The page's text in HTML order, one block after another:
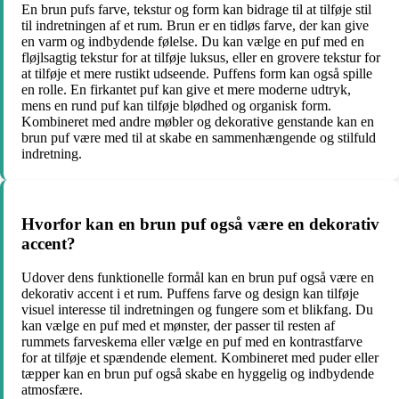
En brun pufs farve, tekstur og form kan bidrage til at tilføje stil
til indretningen af et rum. Brun er en tidløs farve, der kan give
en varm og indbydende følelse. Du kan vælge en puf med en
fløjlsagtig tekstur for at tilføje luksus, eller en grovere tekstur for
at tilføje et mere rustikt udseende. Puffens form kan også spille
en rolle. En firkantet puf kan give et mere moderne udtryk,
mens en rund puf kan tilføje blødhed og organisk form.
Kombineret med andre møbler og dekorative genstande kan en
brun puf være med til at skabe en sammenhængende og stilfuld
indretning.
Hvorfor kan en brun puf også være en dekorativ
accent?
Udover dens funktionelle formål kan en brun puf også være en
dekorativ accent i et rum. Puffens farve og design kan tilføje
visuel interesse til indretningen og fungere som et blikfang. Du
kan vælge en puf med et mønster, der passer til resten af
rummets farveskema eller vælge en puf med en kontrastfarve
for at tilføje et spændende element. Kombineret med puder eller
tæpper kan en brun puf også skabe en hyggelig og indbydende
atmosfære.